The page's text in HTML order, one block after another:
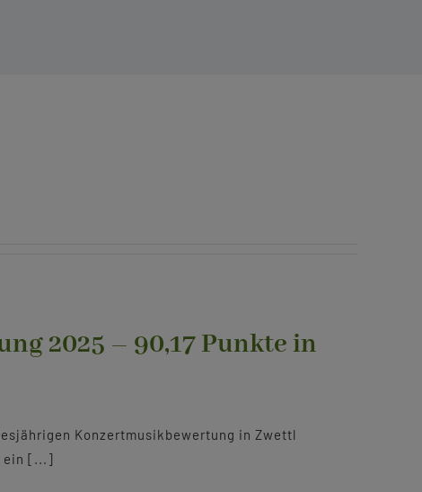
2025 – 90,17 Punkte in
Konzertmusikbewertung in Zwettl
ein [...]